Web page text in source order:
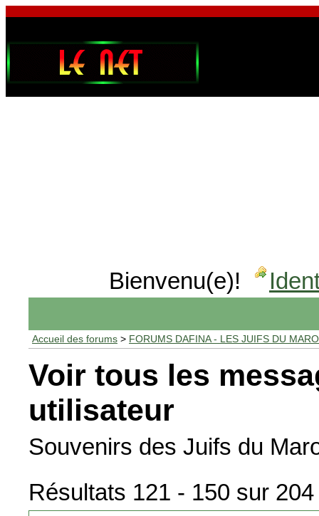
Bienvenu(e)!
Accueil des forums > FORUMS DAFINA - LES JUIFS DU
Voir tous les
utilisateur
Souvenirs des Juifs du
Résultats 121 - 150 sur 204